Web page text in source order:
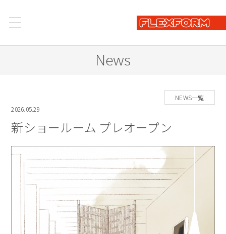
News
NEWS一覧
2026.05.29
新ショールーム プレオープン